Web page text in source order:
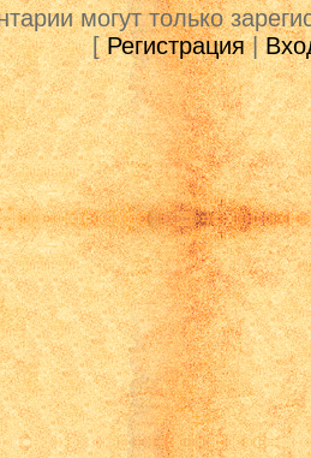
могут только
[Регистрация|